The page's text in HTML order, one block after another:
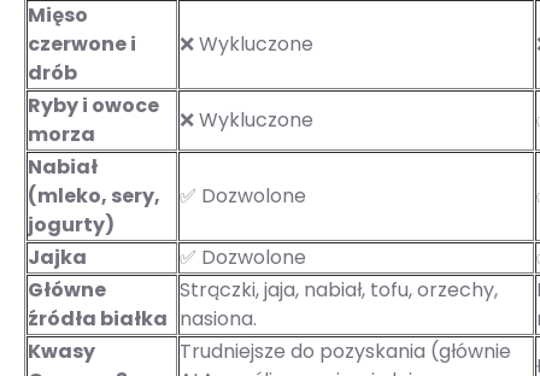
Mięso
czerwone i
drób
❌ Wykluczone
Ryby i owoce
morza
❌ Wykluczone
Nabiał
(mleko, sery,
jogurty)
✅ Dozwolone
Jajka ✅ Dozwolone
Główne
źródła białka
Strączki, jaja, nabiał, tofu, orzechy,
nasiona.
Kwasy
Trudniejsze do pozyskania (głównie